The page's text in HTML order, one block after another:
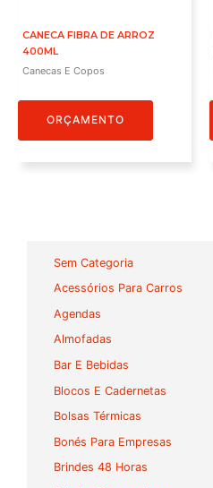
Sem Categoria
Acessórios Para Carros
Agendas
Almofadas
Bar E Bebidas
Blocos E Cadernetas
Bolsas Térmicas
Bonés Para Empresas
Brindes 48 Horas
CANECA FIBRA DE ARROZ
400ML
Canecas E Copos
ORÇAMENTO